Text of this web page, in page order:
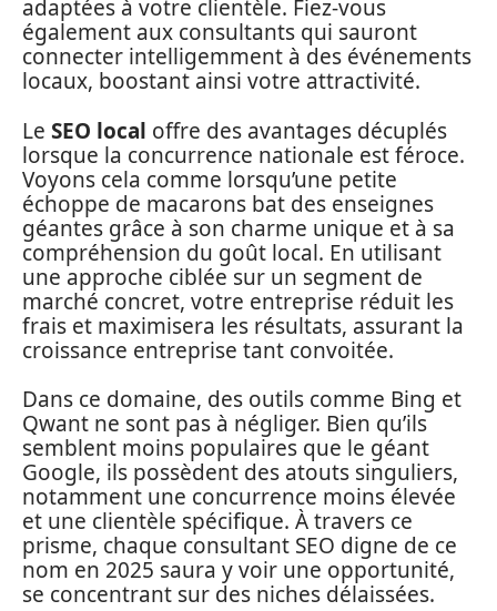
adaptées à votre clientèle. Fiez-vous
également aux consultants qui sauront
connecter intelligemment à des événements
locaux, boostant ainsi votre attractivité.
Le SEO local offre des avantages décuplés
lorsque la concurrence nationale est féroce.
Voyons cela comme lorsqu’une petite
échoppe de macarons bat des enseignes
géantes grâce à son charme unique et à sa
compréhension du goût local. En utilisant
une approche ciblée sur un segment de
marché concret, votre entreprise réduit les
frais et maximisera les résultats, assurant la
croissance entreprise tant convoitée.
Dans ce domaine, des outils comme Bing et
Qwant ne sont pas à négliger. Bien qu’ils
semblent moins populaires que le géant
Google, ils possèdent des atouts singuliers,
notamment une concurrence moins élevée
et une clientèle spécifique. À travers ce
prisme, chaque consultant SEO digne de ce
nom en 2025 saura y voir une opportunité,
se concentrant sur des niches délaissées.